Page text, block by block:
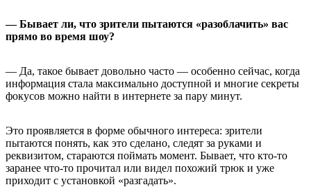
— Бывает ли, что зрители пытаются «разоблачить» вас
прямо во время шоу?
— Да, такое бывает довольно часто — особенно сейчас, когда
информация стала максимально доступной и многие секреты
фокусов можно найти в интернете за пару минут.
Это проявляется в форме обычного интереса: зрители
пытаются понять, как это сделано, следят за руками и
реквизитом, стараются поймать момент. Бывает, что кто-то
заранее что-то прочитал или видел похожий трюк и уже
приходит с установкой «разгадать».